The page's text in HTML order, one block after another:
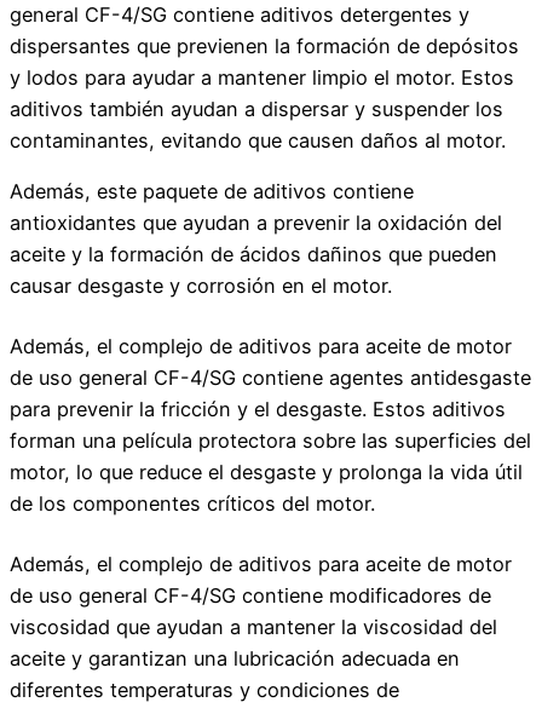
general CF-4/SG contiene aditivos detergentes y
dispersantes que previenen la formación de depósitos
y lodos para ayudar a mantener limpio el motor. Estos
aditivos también ayudan a dispersar y suspender los
contaminantes, evitando que causen daños al motor.
Además, este paquete de aditivos contiene
antioxidantes que ayudan a prevenir la oxidación del
aceite y la formación de ácidos dañinos que pueden
causar desgaste y corrosión en el motor.
Además, el complejo de aditivos para aceite de motor
de uso general CF-4/SG contiene agentes antidesgaste
para prevenir la fricción y el desgaste. Estos aditivos
forman una película protectora sobre las superficies del
motor, lo que reduce el desgaste y prolonga la vida útil
de los componentes críticos del motor.
Además, el complejo de aditivos para aceite de motor
de uso general CF-4/SG contiene modificadores de
viscosidad que ayudan a mantener la viscosidad del
aceite y garantizan una lubricación adecuada en
diferentes temperaturas y condiciones de